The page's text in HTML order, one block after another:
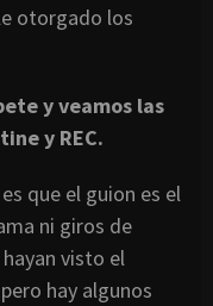
otorgado los
y veamos las
y REC.
que el guion es el
ni giros de
visto el
hay algunos